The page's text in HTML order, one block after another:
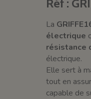
Réf :
La
électrique
résistance
électrique.
Elle sert à
tout en
capable de